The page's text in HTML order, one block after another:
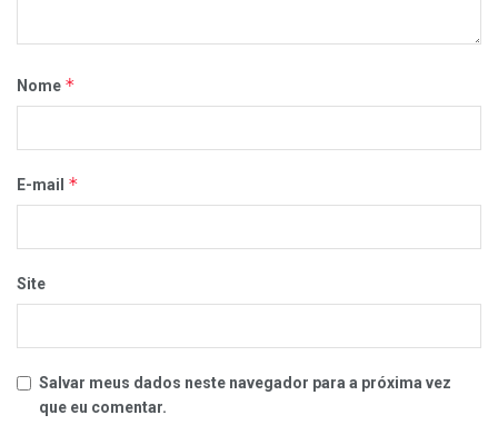
Nome *
E-mail *
Site
Salvar meus dados neste navegador para a próxima vez
que eu comentar.